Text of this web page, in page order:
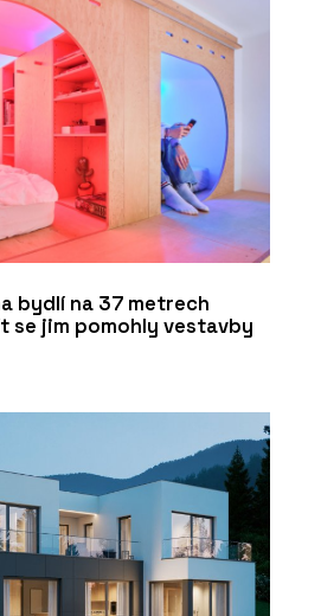
bydlí na 37 metrech
se jim pomohly vestavby